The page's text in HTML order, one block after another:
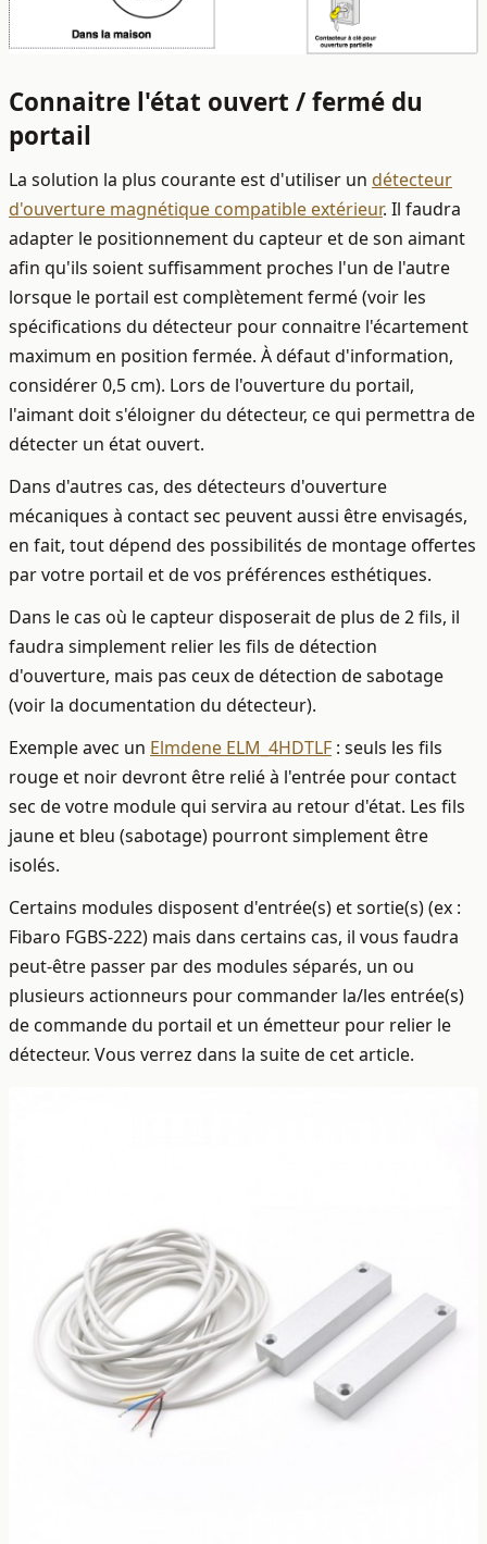
Connaitre l'état ouvert / fermé du
portail
La solution la plus courante est d'utiliser un détecteur
d'ouverture magnétique compatible extérieur. Il faudra
adapter le positionnement du capteur et de son aimant
afin qu'ils soient suffisamment proches l'un de l'autre
lorsque le portail est complètement fermé (voir les
spécifications du détecteur pour connaitre l'écartement
maximum en position fermée. À défaut d'information,
considérer 0,5 cm). Lors de l'ouverture du portail,
l'aimant doit s'éloigner du détecteur, ce qui permettra de
détecter un état ouvert.
Dans d'autres cas, des détecteurs d'ouverture
mécaniques à contact sec peuvent aussi être envisagés,
en fait, tout dépend des possibilités de montage offertes
par votre portail et de vos préférences esthétiques.
Dans le cas où le capteur disposerait de plus de 2 fils, il
faudra simplement relier les fils de détection
d'ouverture, mais pas ceux de détection de sabotage
(voir la documentation du détecteur).
Exemple avec un Elmdene ELM_4HDTLF : seuls les fils
rouge et noir devront être relié à l'entrée pour contact
sec de votre module qui servira au retour d'état. Les fils
jaune et bleu (sabotage) pourront simplement être
isolés.
Certains modules disposent d'entrée(s) et sortie(s) (ex :
Fibaro FGBS-222) mais dans certains cas, il vous faudra
peut-être passer par des modules séparés, un ou
plusieurs actionneurs pour commander la/les entrée(s)
de commande du portail et un émetteur pour relier le
détecteur. Vous verrez dans la suite de cet article.